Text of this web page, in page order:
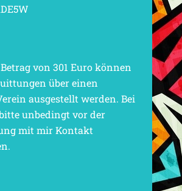
von 301 Euro können
über einen
ausgestellt werden. Bei
unbedingt vor der
mit mir Kontakt